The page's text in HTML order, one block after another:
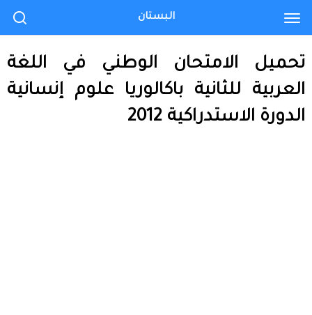
تحميل الامتحان الوطني في اللغة
العربية للثانية باكالوريا علوم إنسانية
الدورة الاستدراكية 2012
البستان